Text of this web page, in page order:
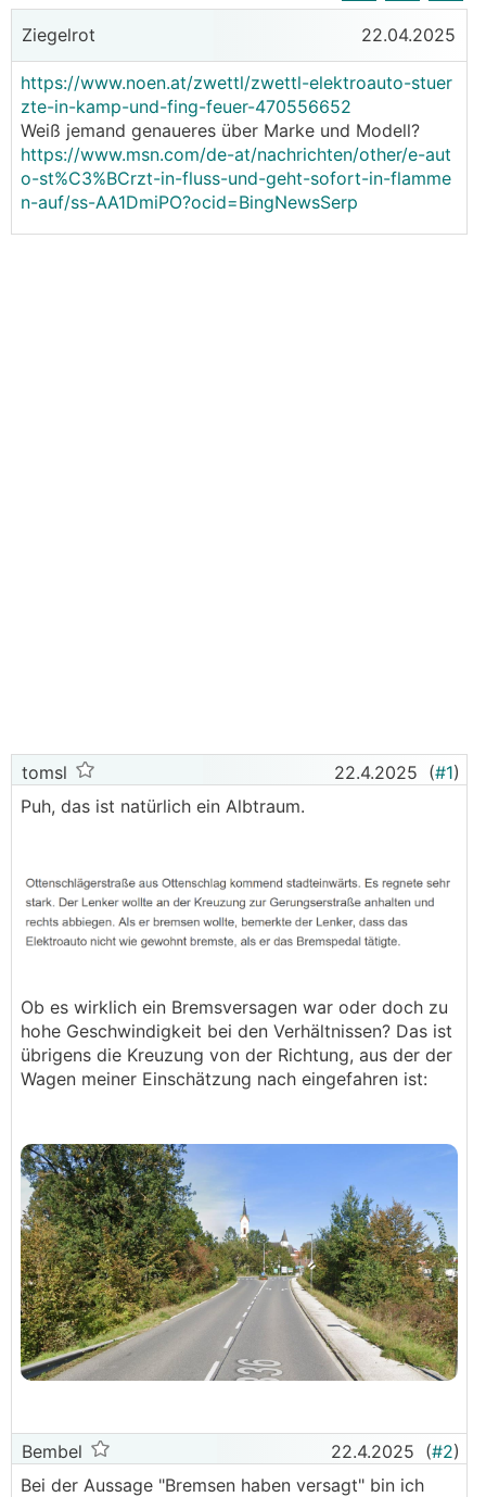
Ziegelrot 22.04.2025
https://www.noen.at/zwettl/zwettl-elektroauto-stuer
zte-in-kamp-und-fing-feuer-470556652
Weiß jemand genaueres über Marke und Modell?
https://www.msn.com/de-at/nachrichten/other/e-aut
o-st%C3%BCrzt-in-fluss-und-geht-sofort-in-flamme
n-auf/ss-AA1DmiPO?ocid=BingNewsSerp
tomsl 22.4.2025 (#1)
Puh, das ist natürlich ein Albtraum.
Ob es wirklich ein Bremsversagen war oder doch zu
hohe Geschwindigkeit bei den Verhältnissen? Das ist
übrigens die Kreuzung von der Richtung, aus der der
Wagen meiner Einschätzung nach eingefahren ist:
Bembel 22.4.2025 (#2)
Bei der Aussage "Bremsen haben versagt" bin ich